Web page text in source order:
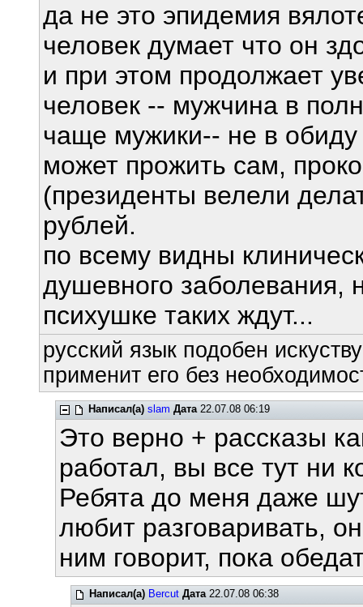
да не это эпидемия
человек думает что он
и при этом продолжает
человек -- мужчина в
чаще мужики-- не в
может прожить сам,
(президенты велели
рублей.
по всему видны
душевного заболевания,
психушке таких ждут...
русский язык подобен
применит его без
Написал(а) slam Дата22.07.08 06:19
Это верно + рассказы
работал, вы все тут ни
Ребята до меня даже
любит разговаривать,
ним говорит, пока
Написал(а) Bercut Дата22.07.08 06:38